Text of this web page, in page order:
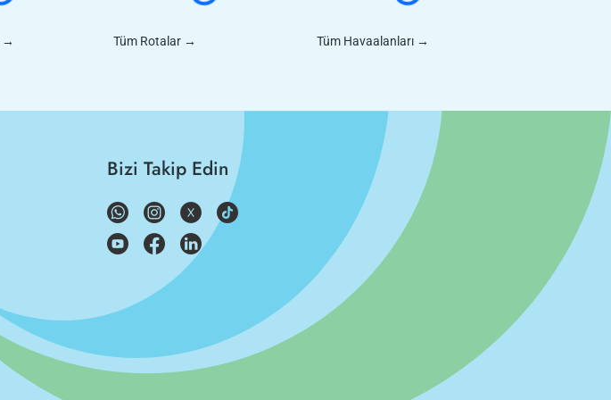
→ Tüm Rotalar → Tüm Havaalanları →
Bizi Takip Edin